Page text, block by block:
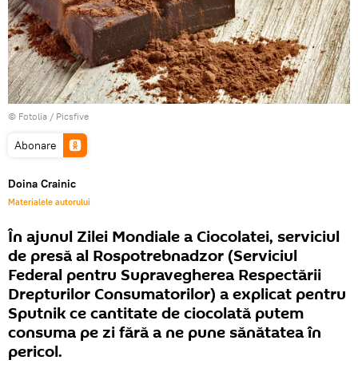
© Fotolia / Picsfive
Abonare
Doina Crainic
Materialele autorului
În ajunul Zilei Mondiale a Ciocolatei, serviciul
de presă al Rospotrebnadzor (Serviciul
Federal pentru Supravegherea Respectării
Drepturilor Consumatorilor) a explicat pentru
Sputnik ce cantitate de ciocolată putem
consuma pe zi fără a ne pune sănătatea în
pericol.